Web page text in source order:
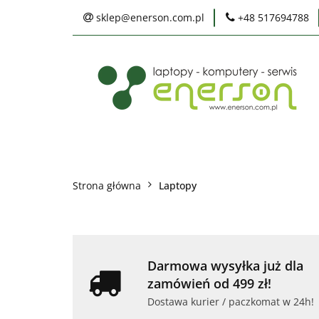
sklep@enerson.com.pl +48 517694788
Serwis
Praca Ochrona środowiska
Laptopy PC
Karty graficzne
Strona główna Laptopy
Darmowa wysyłka już dla
zamówień od 499 zł!
Dostawa kurier / paczkomat w 24h!